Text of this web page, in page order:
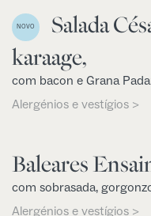
NOVO
Salada
karaage,
com bacon e Grana
Alergénios e vestígios >
Baleares
com sobrasada,
Alergénios e vestígios >